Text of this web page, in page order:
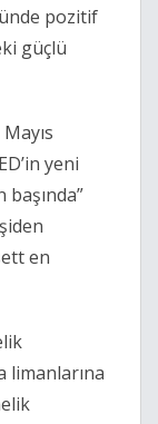
pozitif
güçlü
yeni
başında”
en
limanlarına